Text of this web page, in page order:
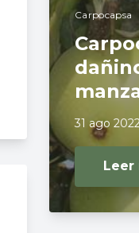
Carpocapsa
31 ago
Leer